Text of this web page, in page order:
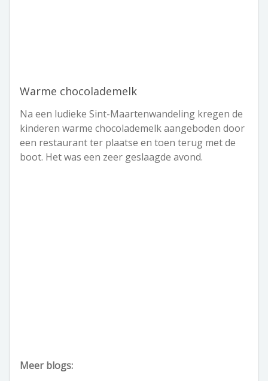
Warme chocolademelk
Na een ludieke Sint-Maartenwandeling kregen de
kinderen warme chocolademelk aangeboden door
een restaurant ter plaatse en toen terug met de
boot. Het was een zeer geslaagde avond.
Meer blogs: